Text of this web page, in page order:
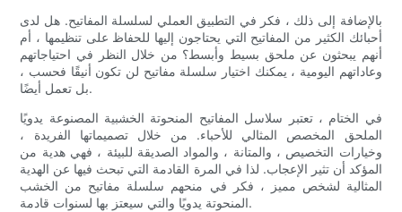
بالإضافة إلى ذلك ، فكر في التطبيق العملي لسلسلة المفاتيح. هل لدى
أحبائك الكثير من المفاتيح التي يحتاجون إليها للحفاظ على تنظيمها ، أم
أنهم يبحثون عن ملحق بسيط وأبسط؟ من خلال النظر في احتياجاتهم
وعاداتهم اليومية ، يمكنك اختيار سلسلة مفاتيح لن تكون أنيقًا فحسب ،
بل تعمل أيضًا.
في الختام ، تعتبر سلاسل المفاتيح المنحوتة الخشبية المصنوعة يدويًا
الملحق المخصص المثالي للأحباء. من خلال تصميماتها الفريدة ،
وخيارات التخصيص ، والمتانة ، والمواد الصديقة للبيئة ، فهي هدية من
المؤكد أن تثير الإعجاب. لذا في المرة القادمة التي تبحث فيها عن الهدية
المثالية لشخص مميز ، فكر في منحهم سلسلة مفاتيح من الخشب
المنحوتة يدويًا والتي سيعتز بها لسنوات قادمة.